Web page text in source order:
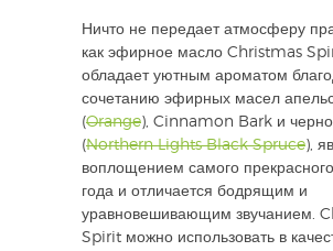
Ничто не передает атмосферу
как эфирное масло Christmas
обладает уютным ароматом
сочетанию эфирных масел
(Orange), Cinnamon Bark и
(Northern Lights Black Spruce),
воплощением самого
года и отличается бодрящим и
уравновешивающим звучанием.
Spirit можно использовать в